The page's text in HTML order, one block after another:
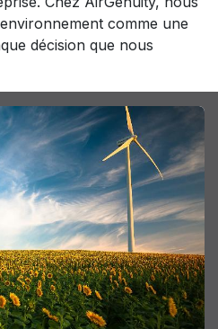
comme une
décision que nous